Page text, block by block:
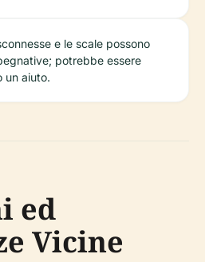
e le scale possono
potrebbe essere
un aiuto.
ed
Vicine